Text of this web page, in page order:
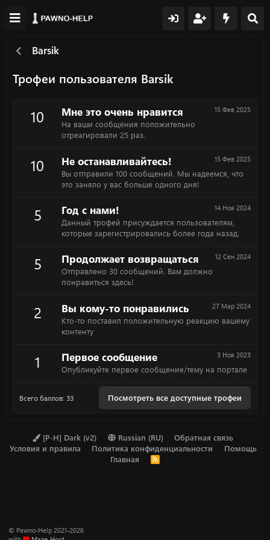
Barsik
Трофеи пользователя Barsik
10 15 Фев 2025
Мне это очень нравится
На ваши сообщения положительно
отреагировали 25 раз.
10 15 Фев 2025
Не останавливайтесь!
Вы отправили 100 сообщений. Мы надеемся, что
это заняло у вас больше одного дня!
5 14 Ноя 2024
Год с нами!
Данный трофей присуждается пользователям,
которые зарегистрировались более года назад.
5 12 Сен 2024
Продолжает возвращаться
Отправлено 30 сообщений. Вам должно
понравиться здесь!
2 27 Мар 2024
Вы кому-то понравились
Кто-то поставил положительную реакцию вашему
контенту
1 3 Ноя 2023
Первое сообщение
Опубликуйте первое сообщение/тему на портале
Всего баллов: 33 Посмотреть все доступные трофеи
[P-H] Dark (v2) Russian (RU)
Обратная связь
Условия и правила
Политика конфиденциальности
Помощь
Главная
R
© Pawno-Help 2021-2026